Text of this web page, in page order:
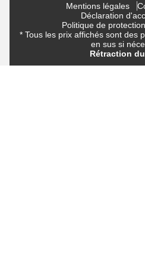
Mentions légales
Déclaration
Politique de
* Tous les prix affichés sont des
en sus si
Rétraction